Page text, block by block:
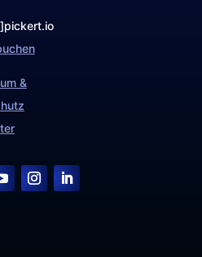
&